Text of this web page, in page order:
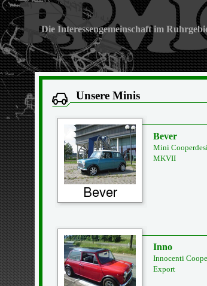
Die Interessengemeinschaft im
Unsere Minis
Bever
Mini
MKVII
Inno
Innocenti
Export